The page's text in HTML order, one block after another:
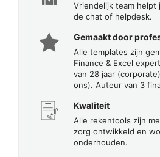
Vriendelijk team helpt
de chat of helpdesk.
Gemaakt door
Alle templates zijn
Finance & Excel
van 28 jaar
ons). Auteur van 3
Kwaliteit
Alle rekentools zijn
zorg ontwikkeld en
onderhouden.